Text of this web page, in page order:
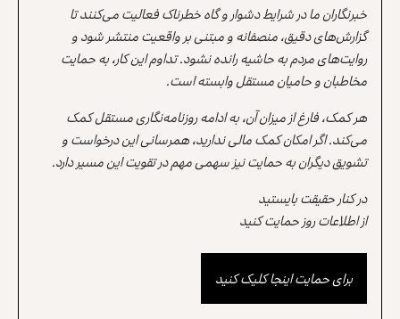
خبرنگاران ما در شرایط دشوار و گاه خطرناک فعالیت می‌کنند تا
گزارش‌های دقیق، منصفانه و مبتنی بر واقعیت منتشر شود و
روایت‌های مردم به حاشیه رانده نشود. تداوم این کار، به حمایت
مخاطبان و حامیان مستقل وابسته است.
هر کمک، فارغ از میزان آن، به ادامه روزنامه‌نگاری مستقل کمک
می‌کند. اگر امکان کمک مالی ندارید، همرسانی این درخواست و
تشویق دیگران به حمایت نیز سهمی مهم در تقویت این مسیر دارد.
در کنار حقیقت بایستید
از اطلاعات روز حمایت کنید
برای حمایت اینجا کلیک کنید